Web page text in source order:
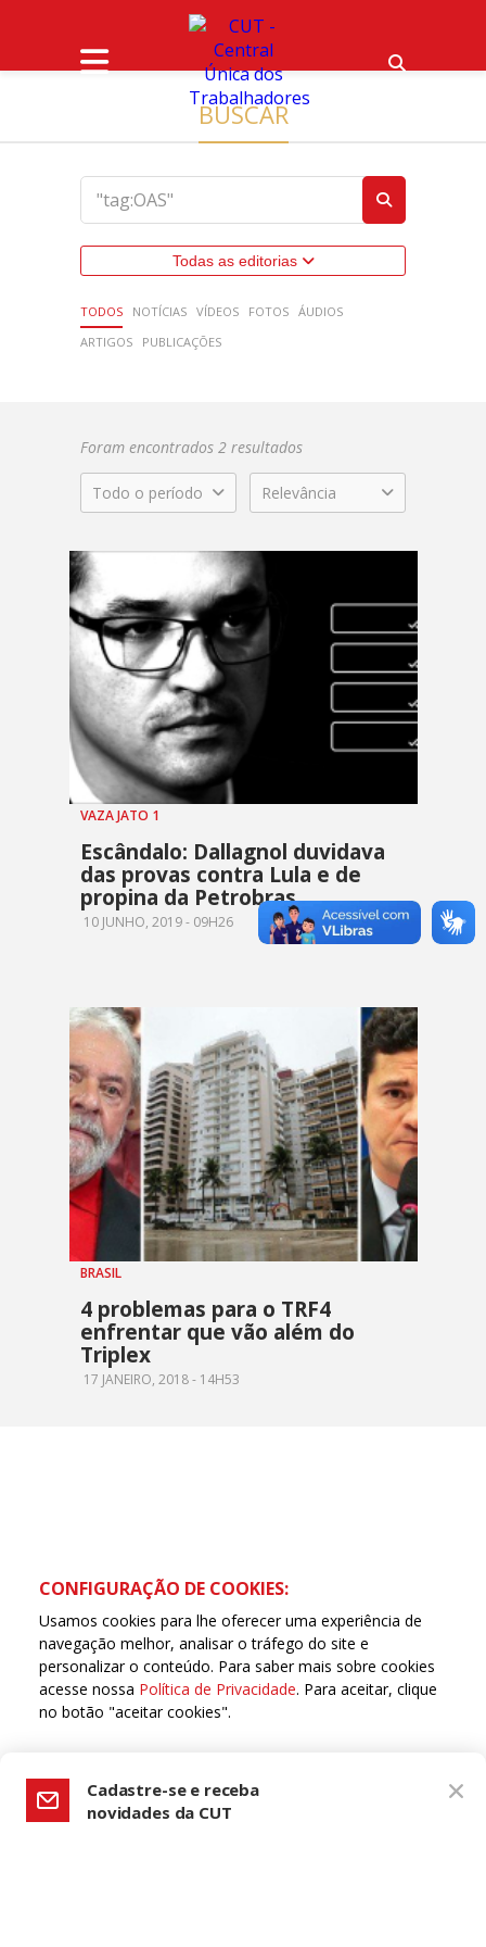
BUSCAR
Todas as editorias
TODOS NOTÍCIAS VÍDEOS FOTOS ÁUDIOS
ARTIGOS
PUBLICAÇÕES
Foram encontrados 2 resultados
Todo o período Relevância
VAZA JATO 1
Escândalo: Dallagnol duvidava
das provas contra Lula e de
propina da Petrobras
10 JUNHO, 2019 - 09H26
BRASIL
4 problemas para o TRF4
enfrentar que vão além do
Triplex
17 JANEIRO, 2018 - 14H53
Cadastre-se e receba
novidades da CUT
CONFIGURAÇÃO DE COOKIES:
Usamos cookies para lhe oferecer uma experiência de
navegação melhor, analisar o tráfego do site e
personalizar o conteúdo. Para saber mais sobre cookies
acesse nossa Política de Privacidade. Para aceitar, clique
no botão "aceitar cookies".